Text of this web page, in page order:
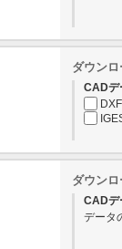
ダウンロ
CADデ
ダウンロ
CADデ
データ